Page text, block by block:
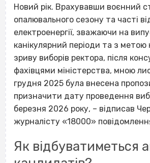
Новий рік. Врахувавши воєнний
опалювального сезону та часті
електроенергії, зважаючи на
канікулярний періоди та з
зриву виборів ректора, після
фахівцями міністерства, мною
грудня 2025 була внесена
призначити дату проведення
березня 2026 року, – відписав
журналісту «18000»
Як відбуватиметься